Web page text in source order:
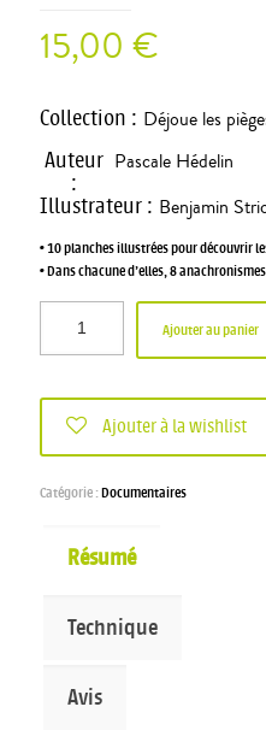
15,00 €
Collection : Déjoue les
Auteur
:
Pascale Hédelin
Illustrateur : Benjamin
• 10 planches illustrées pour découvrir
• Dans chacune d’elles, 8
Ajouter au panier
Ajouter à la wishlist
Catégorie :Documentaires
Résumé
Technique
Avis